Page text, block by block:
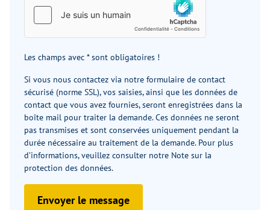
Les champs avec * sont obligatoires !
Si vous nous contactez via notre formulaire de contact
sécurisé (norme SSL), vos saisies, ainsi que les données de
contact que vous avez fournies, seront enregistrées dans la
boîte mail pour traiter la demande. Ces données ne seront
pas transmises et sont conservées uniquement pendant la
durée nécessaire au traitement de la demande. Pour plus
d’informations, veuillez consulter notre Note sur la
protection des données.
Envoyer le message